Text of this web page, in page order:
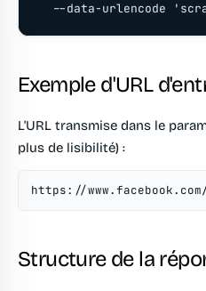
--data-urlencode
Exemple d'URL
L'URL transmise dans le
plus de lisibilité) :
https://
Structure de la